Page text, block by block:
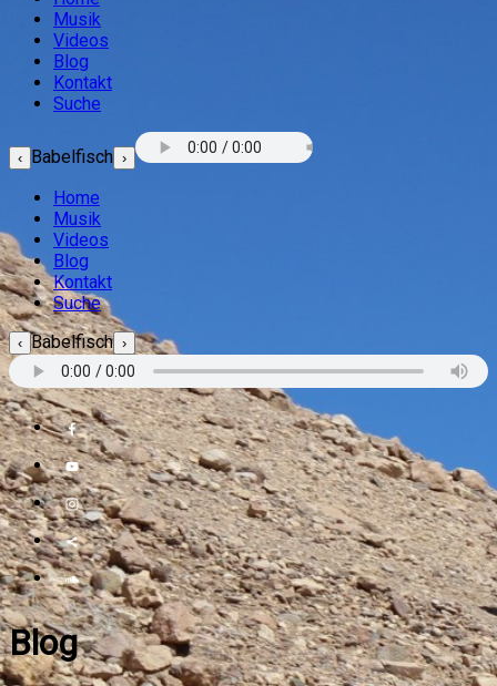
Musik
Videos
Blog
Kontakt
Suche
‹ Babelfisch ›
Home
Musik
Videos
Blog
Kontakt
Suche
‹ Babelfisch ›
Blog